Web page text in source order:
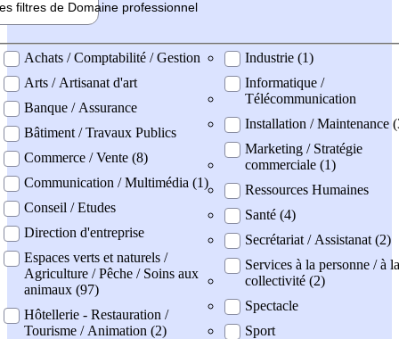
filtres de Domaine professionnel
professionel
Achats / Comptabilité / Gestion
Arts / Artisanat d'art
Banque / Assurance
Bâtiment / Travaux Publics
Commerce / Vente (8)
Communication / Multimédia (1)
Conseil / Etudes
Direction d'entreprise
Espaces verts et naturels /
Agriculture / Pêche / Soins aux
animaux (97)
Hôtellerie - Restauration /
Tourisme / Animation (2)
Industrie (1)
Informatique /
Télécommunication
Installation / Maintenance
Marketing / Stratégie
commerciale (1)
Ressources Humaines
Santé (4)
Secrétariat / Assistanat (2)
Services à la personne / à la
collectivité (2)
Spectacle
Sport